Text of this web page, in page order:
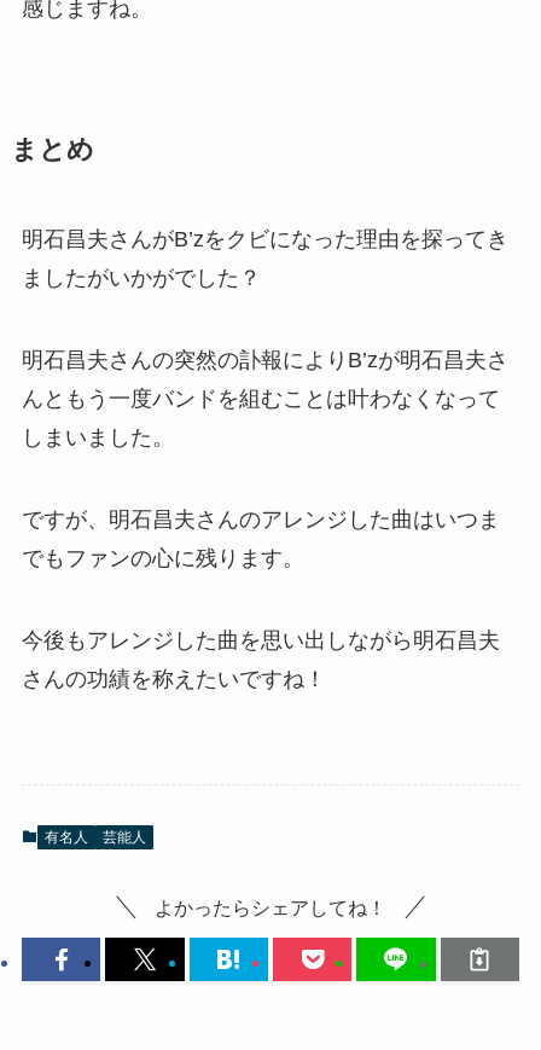
感じますね。
まとめ
明石昌夫さんがB’zをクビになった理由を探ってき
ましたがいかがでした？
明石昌夫さんの突然の訃報によりB’zが明石昌夫さ
んともう一度バンドを組むことは叶わなくなって
しまいました。
ですが、明石昌夫さんのアレンジした曲はいつま
でもファンの心に残ります。
今後もアレンジした曲を思い出しながら明石昌夫
さんの功績を称えたいですね！
有名人 芸能人
よかったらシェアしてね！